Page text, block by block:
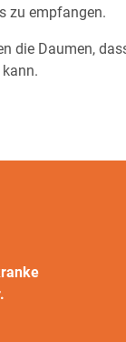
zu empfangen.
die Daumen,